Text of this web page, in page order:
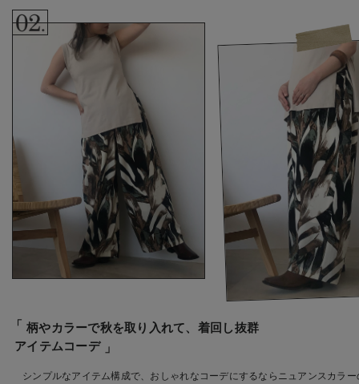
入院準備の持ち物チェック
柄やカラーで秋を取り入れて、着回し抜群
アイテムコーデ
シンプルなアイテム構成で、おしゃれなコーデにするならニュアンスカラ